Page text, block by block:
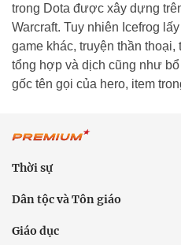
trong Dota được xây dựng
Warcraft. Tuy nhiên Icefrog
game khác, truyện thần thoại,
tổng hợp và dịch cũng như
gốc tên gọi của hero, item
Thời sự
Dân tộc và Tôn giáo
Giáo dục